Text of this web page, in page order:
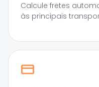
Calcule fretes
às principais